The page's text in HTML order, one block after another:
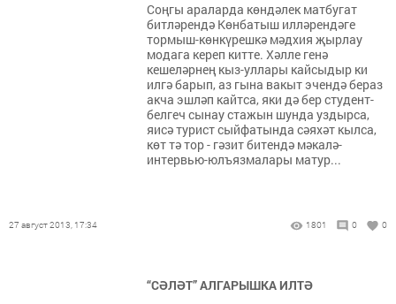
Соңгы араларда көндәлек матбугат
битләрендә Көнбатыш илләрендәге
тормыш-көнкүрешкә мәдхия җырлау
модага кереп китте. Хәлле генә
кешеләрнең кыз-уллары кайсыдыр ки
илгә барып, аз гына вакыт эчендә бераз
акча эшләп кайтса, яки дә бер студент-
белгеч сынау стажын шунда уздырса,
яисә турист сыйфатында сәяхәт кылса,
көт тә тор - гәзит битендә мәкалә-
интервью-юлъязмалары матур...
27 август 2013, 17:34 1801 0 0
“СӘЛӘТ” АЛГАРЫШКА ИЛТӘ